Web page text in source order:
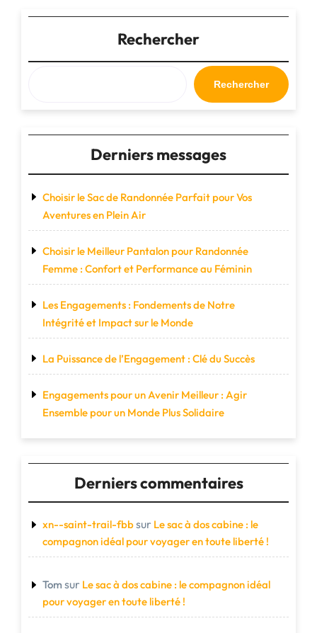
Eastpak"
publications
Rechercher
Rechercher
Derniers messages
Choisir le Sac de Randonnée Parfait pour Vos
Aventures en Plein Air
Choisir le Meilleur Pantalon pour Randonnée
Femme : Confort et Performance au Féminin
Les Engagements : Fondements de Notre
Intégrité et Impact sur le Monde
La Puissance de l’Engagement : Clé du Succès
Engagements pour un Avenir Meilleur : Agir
Ensemble pour un Monde Plus Solidaire
Derniers commentaires
xn--saint-trail-fbbsur Le sac à dos cabine : le
compagnon idéal pour voyager en toute liberté !
Tom sur Le sac à dos cabine : le compagnon idéal
pour voyager en toute liberté !